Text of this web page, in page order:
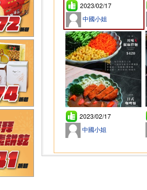
2023/02/17
中國小姐
2023/02/17
中國小姐